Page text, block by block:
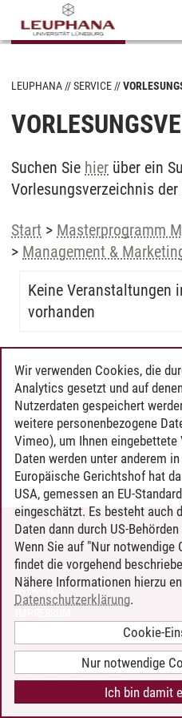
LEUPHANA SERVICE
Suchen Sie hier über ein
Vorlesungsverzeichnis
Start > Masterprogramm
> Management &
Keine Veranstaltungen
vorhanden
Timo Leder/30.06.2024
KONTAKT
LEUPHANA ALS ARBEITGEBER
INTRANET
BARRIEREFREIHEIT
COOKIE-EINSTELLUNGEN
Wir verwenden Cookies, die
Analytics gesetzt und auf
Nutzerdaten gespeichert
weitere personenbezogene
Vimeo), um Ihnen
Daten werden unter anderem
Europäische Gerichtshof hat
USA, gemessen an EU-
eingeschätzt. Es besteht auch
Daten dann durch US-
Wenn Sie auf "Nur notwendige
findet die vorgehend
Nähere Informationen hierzu
Datenschutzerklärung.
Cookie-
Nur notwendige
Ich bin damit